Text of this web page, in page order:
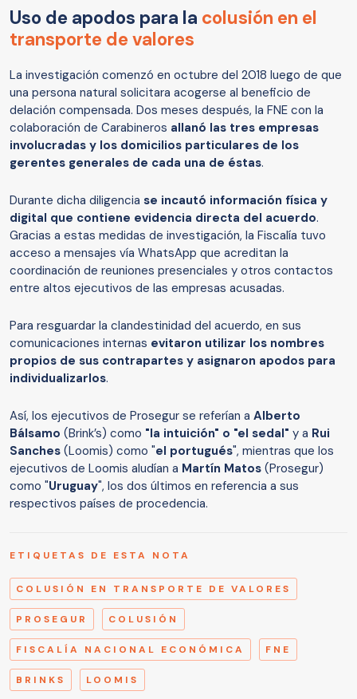
Uso de apodos para la colusión en el
transporte de valores
La investigación comenzó en octubre del 2018 luego de que
una persona natural solicitara acogerse al beneficio de
delación compensada. Dos meses después, la FNE con la
colaboración de Carabineros allanó las tres empresas
involucradas y los domicilios particulares de los
gerentes generales de cada una de éstas.
Durante dicha diligencia se incautó información física y
digital que contiene evidencia directa del acuerdo.
Gracias a estas medidas de investigación, la Fiscalía tuvo
acceso a mensajes vía WhatsApp que acreditan la
coordinación de reuniones presenciales y otros contactos
entre altos ejecutivos de las empresas acusadas.
Para resguardar la clandestinidad del acuerdo, en sus
comunicaciones internas evitaron utilizar los nombres
propios de sus contrapartes y asignaron apodos para
individualizarlos.
Así, los ejecutivos de Prosegur se referían a Alberto
Bálsamo (Brink’s) como "la intuición" o "el sedal" y a Rui
Sanches (Loomis) como "el portugués", mientras que los
ejecutivos de Loomis aludían a Martín Matos (Prosegur)
como "Uruguay", los dos últimos en referencia a sus
respectivos países de procedencia.
ETIQUETAS DE ESTA NOTA
COLUSIÓN EN TRANSPORTE DE VALORES
PROSEGUR COLUSIÓN
FISCALÍA NACIONAL ECONÓMICA FNE
BRINKS LOOMIS